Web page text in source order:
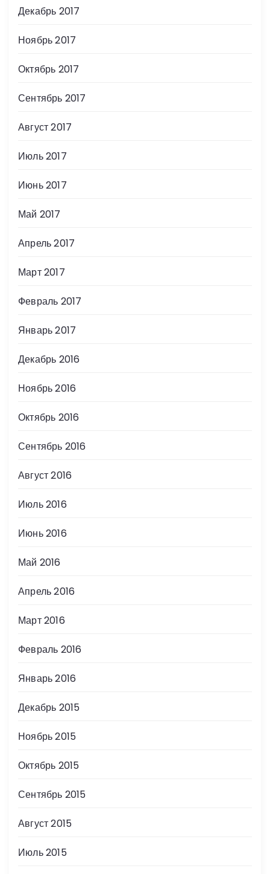
Декабрь 2017
Ноябрь 2017
Октябрь 2017
Сентябрь 2017
Август 2017
Июль 2017
Июнь 2017
Май 2017
Апрель 2017
Март 2017
Февраль 2017
Январь 2017
Декабрь 2016
Ноябрь 2016
Октябрь 2016
Сентябрь 2016
Август 2016
Июль 2016
Июнь 2016
Май 2016
Апрель 2016
Март 2016
Февраль 2016
Январь 2016
Декабрь 2015
Ноябрь 2015
Октябрь 2015
Сентябрь 2015
Август 2015
Июль 2015